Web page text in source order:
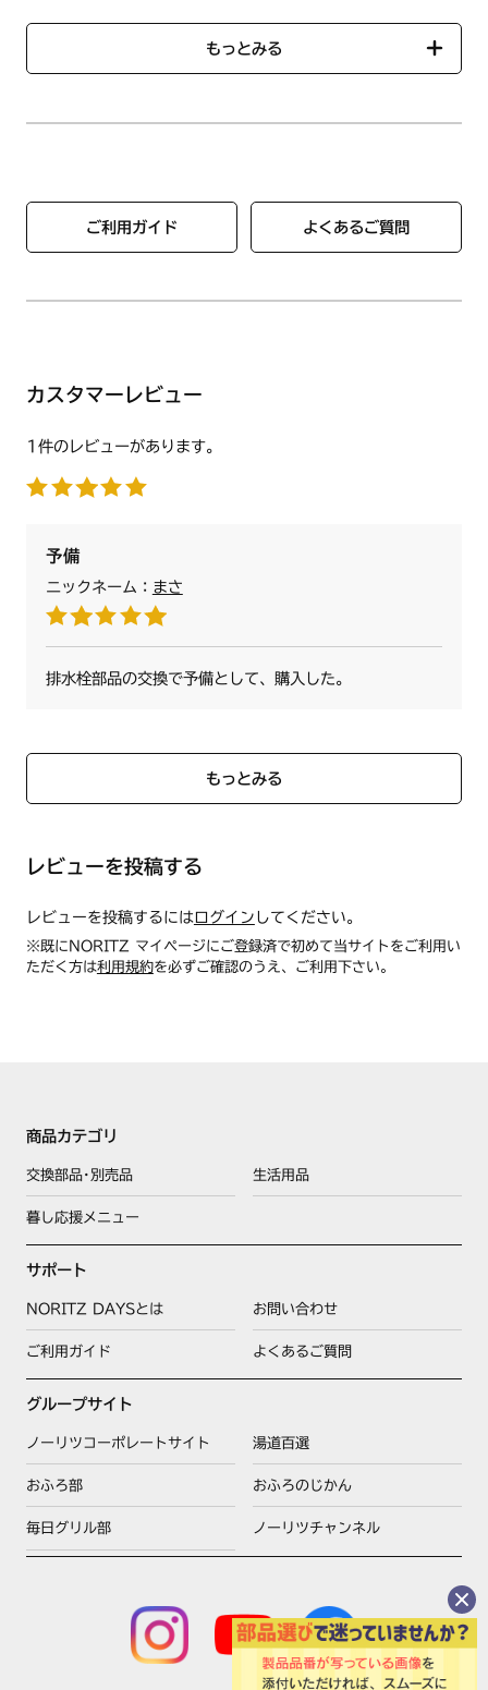
もっとみる
ご利用ガイド よくあるご質問
カスタマーレビュー
1件のレビューがあります。
予備
ニックネーム： まさ
排水栓部品の交換で予備として、購入した。
もっとみる
レビューを投稿する
レビューを投稿するにはログイン してください。
※既にNORITZ マイページにご登録済で初めて当サイトをご利用い
ただく方は利用規約を必ずご確認のうえ、ご利用下さい。
商品カテゴリ
交換部品･別売品 生活用品
暮し応援メニュー
サポート
NORITZ DAYSとは お問い合わせ
ご利用ガイド よくあるご質問
グループサイト
ノーリツコーポレートサイト 湯道百選
おふろ部 おふろのじかん
毎日グリル部 ノーリツチャンネル